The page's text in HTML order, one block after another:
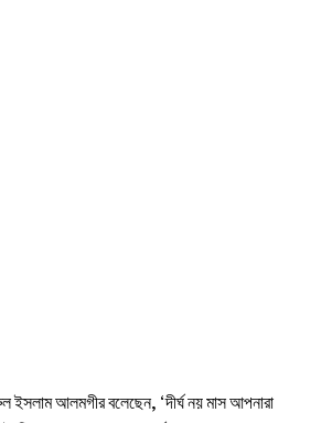
ইসলাম আলমগীর বলেছেন, ‘দীর্ঘ নয় মাস আপনারা